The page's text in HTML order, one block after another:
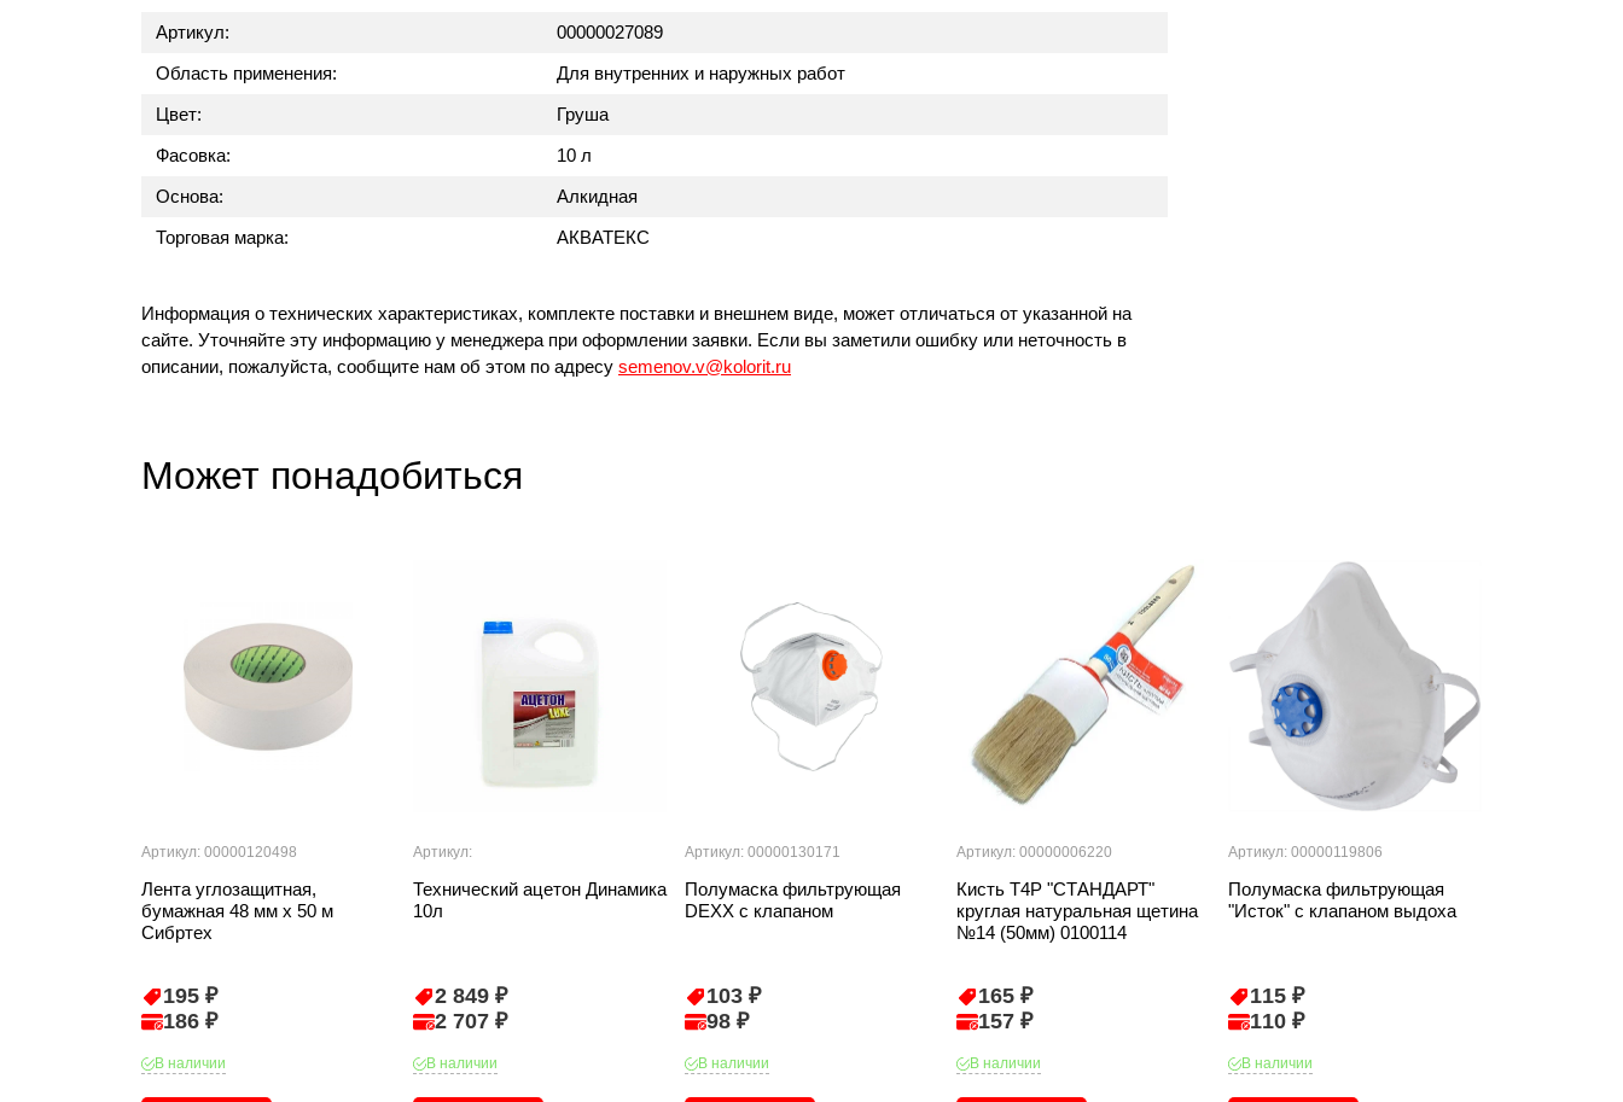
Артикул:
00000027089
Область применения:
Для внутренних и наружных работ
Цвет:
Груша
Фасовка:
10 л
Основа:
Алкидная
Торговая марка:
АКВАТЕКС
Информация о технических характеристиках, комплекте поставки и внешнем виде, может отличаться от указанной на
сайте. Уточняйте эту информацию у менеджера при оформлении заявки. Если вы заметили ошибку или неточность в
описании, пожалуйста, сообщите нам об этом по адресу semenov.v@kolorit.ru
Может понадобиться
Артикул: 00000120498
Лента углозащитная,
бумажная 48 мм х 50 м
Сибртех
195 ₽
186 ₽
В наличии
Артикул:
Технический ацетон Динамика
10л
2 849 ₽
2 707 ₽
В наличии
Артикул: 00000130171
Полумаска фильтрующая
DEXX с клапаном
103 ₽
98 ₽
В наличии
Артикул: 00000006220
Кисть T4P "СТАНДАРТ"
круглая натуральная щетина
№14 (50мм) 0100114
165 ₽
157 ₽
В наличии
Артикул: 00000119806
Полумаска фильтрующая
"Исток" с клапаном выдоха
115 ₽
110 ₽
В наличии